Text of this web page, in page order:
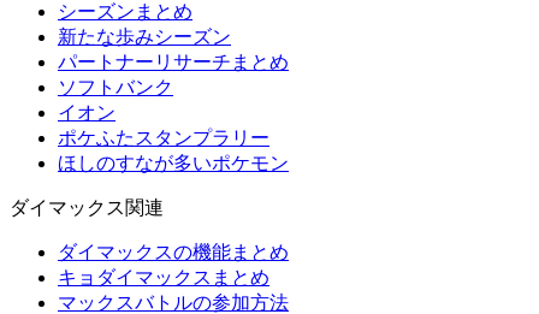
シーズンまとめ
新たな歩みシーズン
パートナーリサーチまとめ
ソフトバンク
イオン
ポケふたスタンプラリー
ほしのすなが多いポケモン
ダイマックス関連
ダイマックスの機能まとめ
キョダイマックスまとめ
マックスバトルの参加方法